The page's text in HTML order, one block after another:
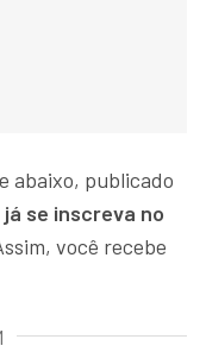
abaixo, publicado
já se inscreva no
você recebe